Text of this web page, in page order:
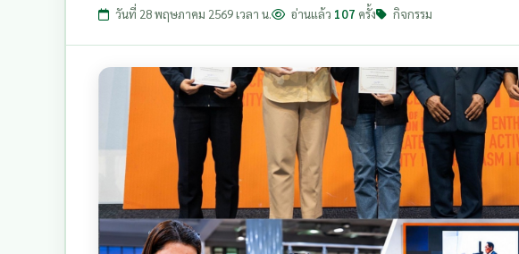
วันที่ 28 พฤษภาคม 2569 เวลา น. อ่านแล้ว 107 ครั้ง กิจกรรม